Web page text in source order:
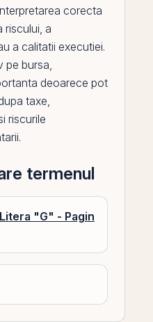
corecta
riscului, a
a calitatii executiei.
pe bursa,
deoarece pot
taxe,
riscurile
termenul
"G" - Pagin